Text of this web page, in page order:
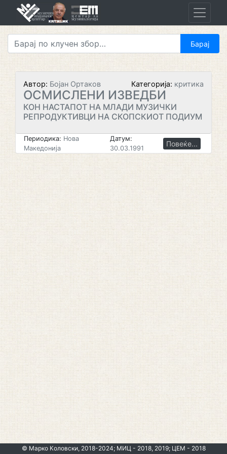
Автор: Бојан Ортаков Категорија: критика
ОСМИСЛЕНИ ИЗВЕДБИ
КОН НАСТАПОТ НА МЛАДИ МУЗИЧКИ
РЕПРОДУКТИВЦИ НА СКОПСКИОТ ПОДИУМ
Периодика: Нова
Македонија
Датум:
30.03.1991
Повеќе...
© Марко Коловски, 2018-2024; МИЦ - 2018, 2019; ЦЕМ - 2018